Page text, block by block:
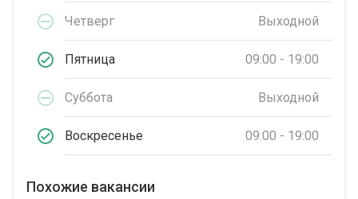
Четверг Выходной
Пятница 09:00 - 19:00
Суббота Выходной
Воскресенье 09:00 - 19:00
Похожие вакансии